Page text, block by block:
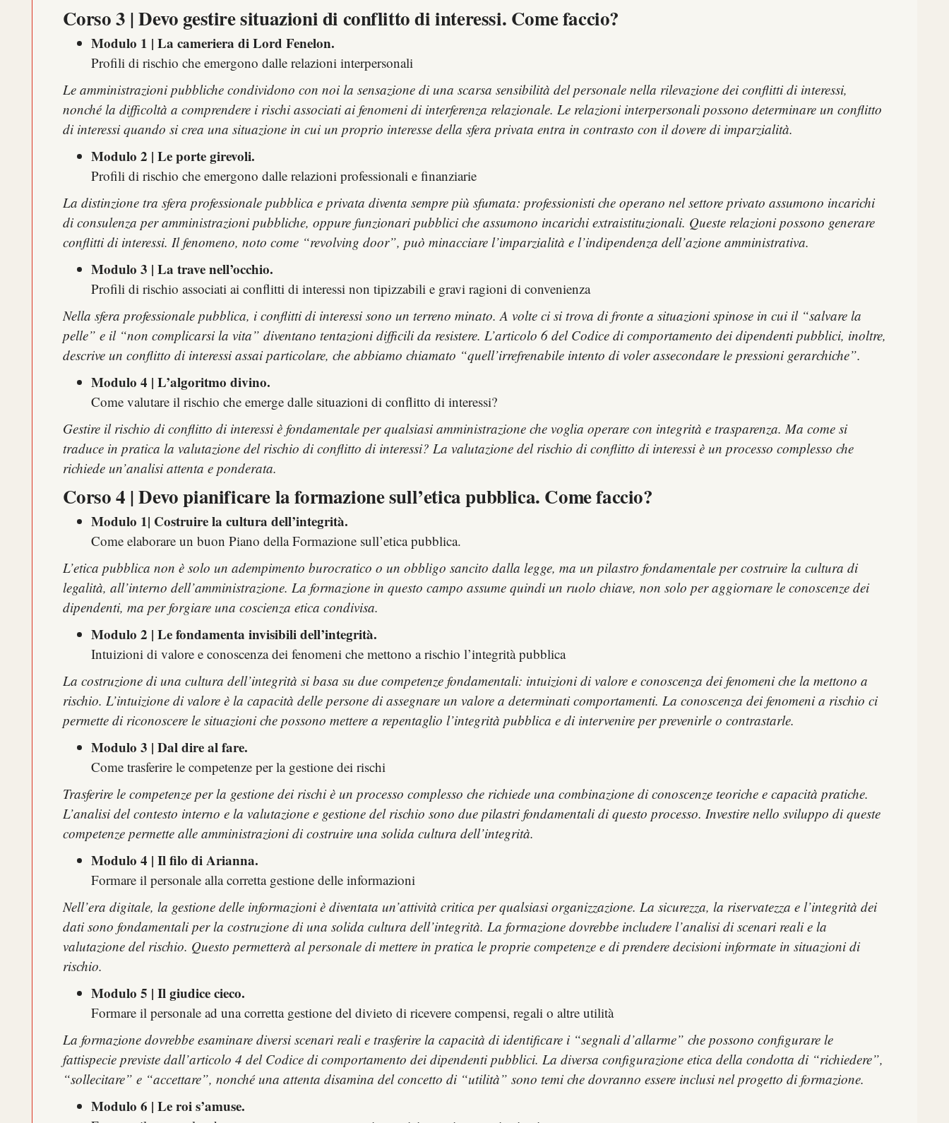
Corso 3 | Devo gestire situazioni di conflitto di interessi. Come faccio?
Modulo 1 | La cameriera di Lord Fenelon.
Profili di rischio che emergono dalle relazioni interpersonali
Le amministrazioni pubbliche condividono con noi la sensazione di una scarsa sensibilità del personale nella rilevazione dei conflitti di interessi,
nonché la difficoltà a comprendere i rischi associati ai fenomeni di interferenza relazionale. Le relazioni interpersonali possono determinare un conflitto
di interessi quando si crea una situazione in cui un proprio interesse della sfera privata entra in contrasto con il dovere di imparzialità.
Modulo 2 | Le porte girevoli.
Profili di rischio che emergono dalle relazioni professionali e finanziarie
La distinzione tra sfera professionale pubblica e privata diventa sempre più sfumata: professionisti che operano nel settore privato assumono incarichi
di consulenza per amministrazioni pubbliche, oppure funzionari pubblici che assumono incarichi extraistituzionali. Queste relazioni possono generare
conflitti di interessi. Il fenomeno, noto come “revolving door”, può minacciare l’imparzialità e l’indipendenza dell’azione amministrativa.
Modulo 3 | La trave nell’occhio.
Profili di rischio associati ai conflitti di interessi non tipizzabili e gravi ragioni di convenienza
Nella sfera professionale pubblica, i conflitti di interessi sono un terreno minato. A volte ci si trova di fronte a situazioni spinose in cui il “salvare la
pelle” e il “non complicarsi la vita” diventano tentazioni difficili da resistere. L’articolo 6 del Codice di comportamento dei dipendenti pubblici, inoltre,
descrive un conflitto di interessi assai particolare, che abbiamo chiamato “quell’irrefrenabile intento di voler assecondare le pressioni gerarchiche”.
Modulo 4 | L’algoritmo divino.
Come valutare il rischio che emerge dalle situazioni di conflitto di interessi?
Gestire il rischio di conflitto di interessi è fondamentale per qualsiasi amministrazione che voglia operare con integrità e trasparenza. Ma come si
traduce in pratica la valutazione del rischio di conflitto di interessi? La valutazione del rischio di conflitto di interessi è un processo complesso che
richiede un’analisi attenta e ponderata.
Corso 4 | Devo pianificare la formazione sull’etica pubblica. Come faccio?
Modulo 1| Costruire la cultura dell’integrità.
Come elaborare un buon Piano della Formazione sull’etica pubblica.
L’etica pubblica non è solo un adempimento burocratico o un obbligo sancito dalla legge, ma un pilastro fondamentale per costruire la cultura di
legalità, all’interno dell’amministrazione. La formazione in questo campo assume quindi un ruolo chiave, non solo per aggiornare le conoscenze dei
dipendenti, ma per forgiare una coscienza etica condivisa.
Modulo 2 | Le fondamenta invisibili dell’integrità.
Intuizioni di valore e conoscenza dei fenomeni che mettono a rischio l’integrità pubblica
La costruzione di una cultura dell’integrità si basa su due competenze fondamentali: intuizioni di valore e conoscenza dei fenomeni che la mettono a
rischio. L’intuizione di valore è la capacità delle persone di assegnare un valore a determinati comportamenti. La conoscenza dei fenomeni a rischio ci
permette di riconoscere le situazioni che possono mettere a repentaglio l’integrità pubblica e di intervenire per prevenirle o contrastarle.
Modulo 3 | Dal dire al fare.
Come trasferire le competenze per la gestione dei rischi
Trasferire le competenze per la gestione dei rischi è un processo complesso che richiede una combinazione di conoscenze teoriche e capacità pratiche.
L’analisi del contesto interno e la valutazione e gestione del rischio sono due pilastri fondamentali di questo processo. Investire nello sviluppo di queste
competenze permette alle amministrazioni di costruire una solida cultura dell’integrità.
Modulo 4 | Il filo di Arianna.
Formare il personale alla corretta gestione delle informazioni
Nell’era digitale, la gestione delle informazioni è diventata un’attività critica per qualsiasi organizzazione. La sicurezza, la riservatezza e l’integrità dei
dati sono fondamentali per la costruzione di una solida cultura dell’integrità. La formazione dovrebbe includere l’analisi di scenari reali e la
valutazione del rischio. Questo permetterà al personale di mettere in pratica le proprie competenze e di prendere decisioni informate in situazioni di
rischio.
Modulo 5 | Il giudice cieco.
Formare il personale ad una corretta gestione del divieto di ricevere compensi, regali o altre utilità
La formazione dovrebbe esaminare diversi scenari reali e trasferire la capacità di identificare i “segnali d’allarme” che possono configurare le
fattispecie previste dall’articolo 4 del Codice di comportamento dei dipendenti pubblici. La diversa configurazione etica della condotta di “richiedere”,
“sollecitare” e “accettare”, nonché una attenta disamina del concetto di “utilità” sono temi che dovranno essere inclusi nel progetto di formazione.
Modulo 6 | Le roi s’amuse.